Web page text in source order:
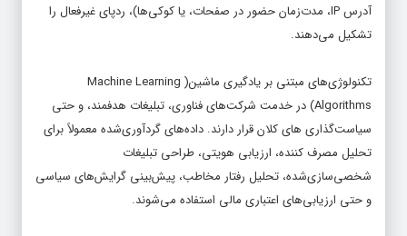
آدرس IP، مدت‌زمان حضور در صفحات، یا کوکی‌ها)، ردپای غیرفعال را
تشکیل می‌دهند.
تکنولوژی‌های مبتنی بر یادگیری ماشین( Machine Learning
Algorithms) در خدمت شرکت‌های فناوری، تبلیغات هدفمند، و حتی
سیاست‌گذاری های کلان قرار دارند. داده‌های گردآوری‌شده معمولاً برای
تحلیل مصرف کننده، ارزیابی هویتی، طراحی تبلیغات
شخصی‌سازی‌شده، تحلیل رفتار مخاطب، پیش‌بینی گرایش‌های سیاسی
و حتی ارزیابی‌های اعتباری مالی استفاده می‌شوند.